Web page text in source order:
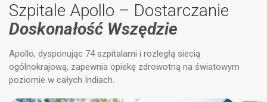
Szpitale Apollo – Dostarczanie
Doskonałość Wszędzie
Apollo, dysponując 74 szpitalami i rozległą siecią
ogólnokrajową, zapewnia opiekę zdrowotną na światowym
poziomie w całych Indiach.